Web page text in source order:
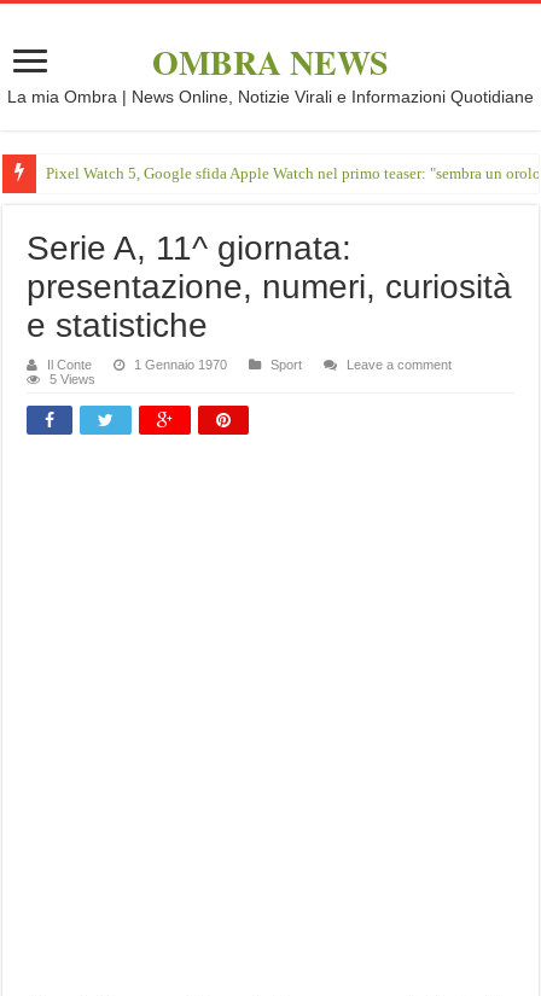
OMBRA NEWS
La mia Ombra | News Online, Notizie Virali e Informazioni Quotidiane
Pixel Watch 5, Google sfida Apple Watch nel primo teaser: "sembra un
Serie A, 11^ giornata:
presentazione, numeri, curiosità
e statistiche
Il Conte 1 Gennaio 1970 Sport
Leave a comment
5 Views